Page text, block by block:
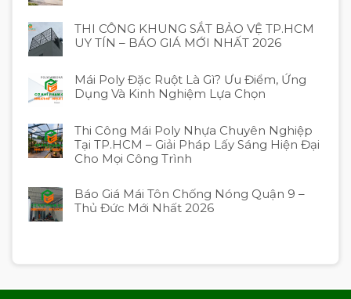
THI CÔNG KHUNG SẮT BẢO VỆ TP.HCM
UY TÍN – BÁO GIÁ MỚI NHẤT 2026
Mái Poly Đặc Ruột Là Gì? Ưu Điểm, Ứng
Dụng Và Kinh Nghiệm Lựa Chọn
Thi Công Mái Poly Nhựa Chuyên Nghiệp
Tại TP.HCM – Giải Pháp Lấy Sáng Hiện Đại
Cho Mọi Công Trình
Báo Giá Mái Tôn Chống Nóng Quận 9 –
Thủ Đức Mới Nhất 2026